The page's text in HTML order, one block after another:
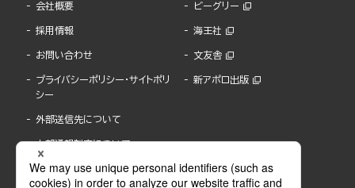
会社概要
採用情報
お問い合わせ
プライバシーポリシー・サイトポリ
シー
外部送信先について
内部通報制度について
ビーグリー
海王社
文友舎
新アポロ出版